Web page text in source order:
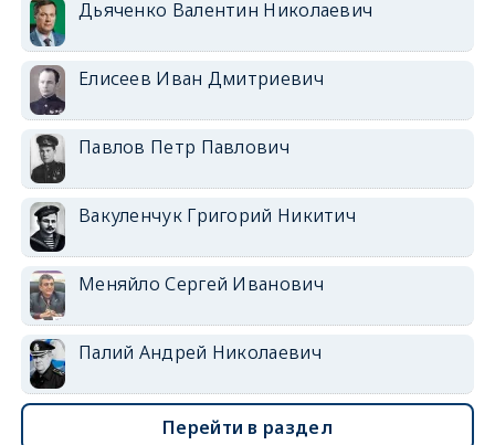
Дьяченко Валентин Николаевич
Елисеев Иван Дмитриевич
Павлов Петр Павлович
Вакуленчук Григорий Никитич
Меняйло Сергей Иванович
Палий Андрей Николаевич
Перейти в раздел